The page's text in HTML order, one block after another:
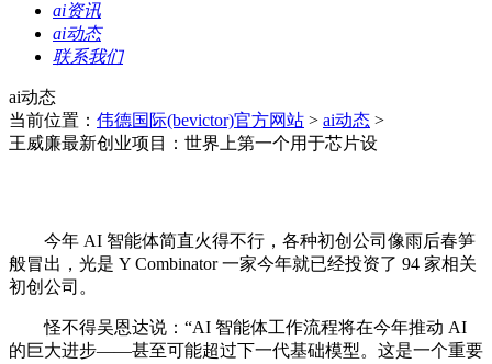
ai资讯
ai动态
联系我们
ai动态
当前位置： 伟德国际(bevictor)官方网站 > ai动态 >
王威廉最新创业项目：世界上第一个用于芯片设
今年 AI 智能体简直火得不行，各种初创公司像雨后春笋
般冒出，光是 Y Combinator 一家今年就已经投资了 94 家相关
初创公司。
怪不得吴恩达说：“AI 智能体工作流程将在今年推动 AI
的巨大进步——甚至可能超过下一代基础模型。这是一个重要